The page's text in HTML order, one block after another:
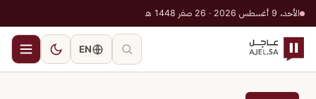
الأحد، 9 أغسطس 2026 · 26 صفر 1448 هـ
EN